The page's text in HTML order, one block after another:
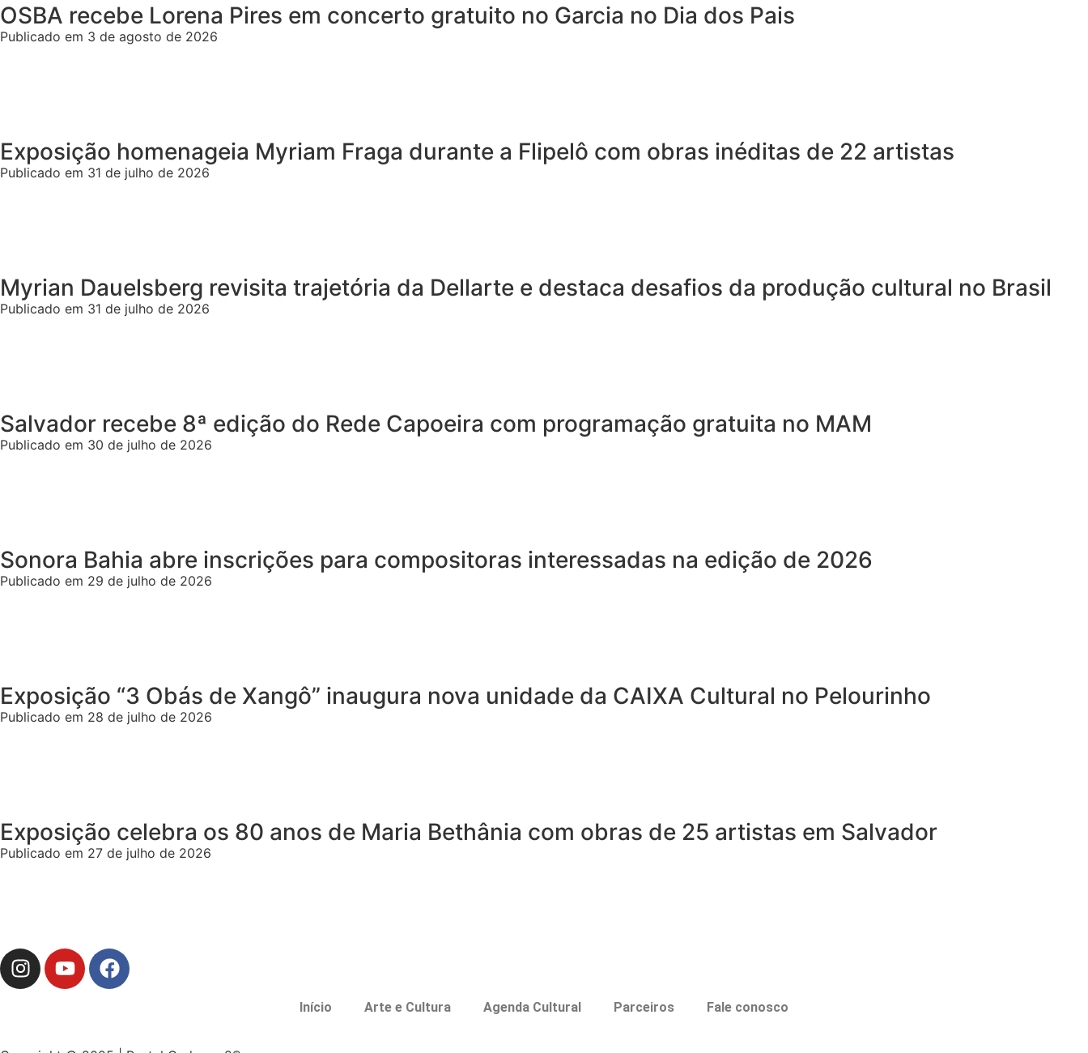
OSBA recebe Lorena Pires em concerto gratuito no Garcia no Dia dos Pais
Publicado em 3 de agosto de 2026
Exposição homenageia Myriam Fraga durante a Flipelô com obras inéditas de 22 artistas
Publicado em 31 de julho de 2026
Myrian Dauelsberg revisita trajetória da Dellarte e destaca desafios da produção cultural no Brasil
Publicado em 31 de julho de 2026
Salvador recebe 8ª edição do Rede Capoeira com programação gratuita no MAM
Publicado em 30 de julho de 2026
Sonora Bahia abre inscrições para compositoras interessadas na edição de 2026
Publicado em 29 de julho de 2026
Exposição “3 Obás de Xangô” inaugura nova unidade da CAIXA Cultural no Pelourinho
Publicado em 28 de julho de 2026
Exposição celebra os 80 anos de Maria Bethânia com obras de 25 artistas em Salvador
Publicado em 27 de julho de 2026
Início Arte e Cultura Agenda Cultural Parceiros Fale conosco